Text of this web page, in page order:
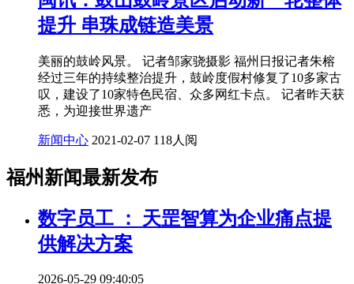
提升 串珠成链造美景
美丽的鼓岭风景。 记者邹家骁摄影 福州日报记者朱榕
经过三年的持续整治提升，鼓岭度假村修复了10多家古
叹，建设了10家特色民宿、众多网红卡点。 记者昨天获
悉，为迎接世界遗产
新闻中心 2021-02-07 118人阅
福州新闻最新发布
数字员工 ： 天罡智算为企业痛点提
供解决方案
2026-05-29 09:40:05